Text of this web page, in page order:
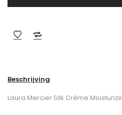
Beschrijving
Laura Mercier Silk Crème